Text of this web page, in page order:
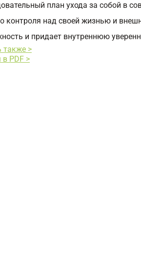
план ухода за собой в
контроля над своей жизнью и
и придает внутреннюю
также >
в PDF >